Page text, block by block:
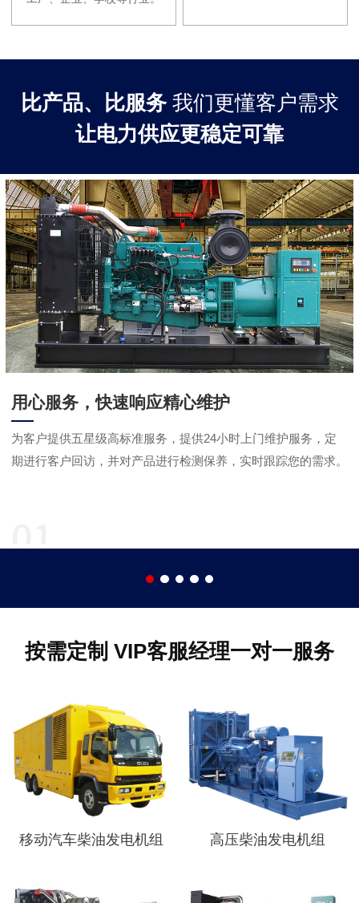
比产品、比服务 我们更懂客户需求
让电力供应更稳定可靠
用心服务，快速响应精心维护
为客户提供五星级高标准服务，提供24小时上门维护服务，定
期进行客户回访，并对产品进行检测保养，实时跟踪您的需求。
按需定制 VIP客服经理一对一服务
移动汽车柴油发电机组 高压柴油发电机组